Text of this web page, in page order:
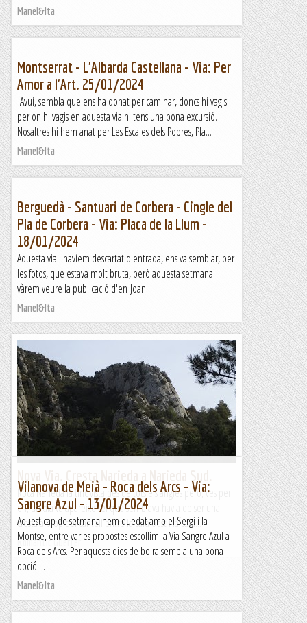
Manel&Ita
Montserrat - L'Albarda Castellana - Via: Per
Amor a l'Art. 25/01/2024
Avui, sembla que ens ha donat per caminar, doncs hi vagis
per on hi vagis en aquesta via hi tens una bona excursió.
Nosaltres hi hem anat per Les Escales dels Pobres, Pla...
Manel&Ita
Berguedà - Santuari de Corbera - Cingle del
Pla de Corbera - Via: Placa de la Llum -
18/01/2024
Aquesta via l'havíem descartat d'entrada, ens va semblar, per
les fotos, que estava molt bruta, però aquesta setmana
vàrem veure la publicació d'en Joan...
Manel&Ita
Roca Narieda la tinc vista des de tots els angles però, ves per
on, un dia va apareixer el que semblava havia de ser una
cresta a prop del cantell entre la cara oest i la cara...
Romàntic Guerrer
Vilanova de Meià - Roca dels Arcs - Via:
Sangre Azul - 13/01/2024
Aquest cap de setmana hem quedat amb el Sergi i la
Montse, entre varies propostes escollim la Via Sangre Azul a
Roca dels Arcs. Per aquests dies de boira sembla una bona
opció....
Manel&Ita